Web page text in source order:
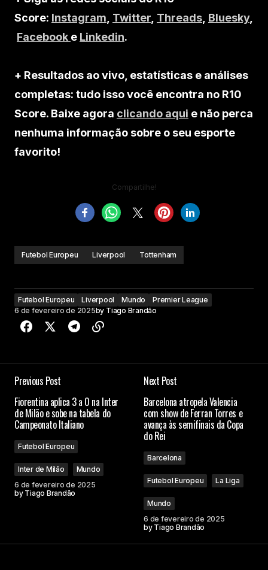
Score: Instagram, Twitter, Threads, Bluesky,
Facebook e Linkedin.
+ Resultados ao vivo, estatísticas e análises
completas: tudo isso você encontra no R10
Score. Baixe agora clicando aqui e não perca
nenhuma informação sobre o seu esporte
favorito!
Compartilhe!
Futebol Europeu Liverpool Tottenham
Futebol Europeu Liverpool Mundo
Premier League
6 de fevereiro de 2025by Tiago Brandão
Previous Post
Fiorentina aplica 3 a 0 na Inter
de Milão e sobe na tabela do
Campeonato Italiano
Futebol Europeu
Inter de Milão
Mundo
6 de fevereiro de 2025
by Tiago Brandão
Next Post
Barcelona atropela Valencia
com show de Ferran Torres e
avança às semifinais da Copa
do Rei
Barcelona
Futebol Europeu La Liga
Mundo
6 de fevereiro de 2025
by Tiago Brandão